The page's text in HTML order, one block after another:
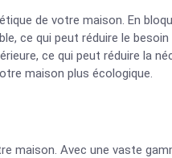
de votre maison. En
ce qui peut réduire le
ce qui peut réduire la
maison plus écologique.
maison. Avec une vaste